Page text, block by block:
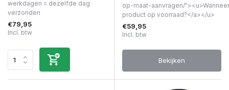
werkdagen = dezelfde dag
verzonden
€79,95
Incl. btw
op-maat-aanvragen/
product op voorraad?</a></u>
€59,95
Incl. btw
Bekijken